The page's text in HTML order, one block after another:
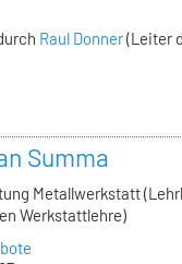
Raul Donner(Leiter
Summa
Metallwerkstatt
Werkstattlehre)